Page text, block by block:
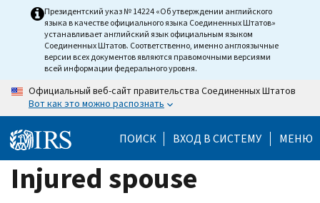
Президентский указ № 14224 «Об утверждении английского
языка в качестве официального языка Соединенных Штатов»
устанавливает английский язык официальным языком
Соединенных Штатов. Соответственно, именно англоязычные
версии всех документов являются правомочными версиями
всей информации федерального уровня.
Официальный веб-сайт правительства Соединенных Штатов
Вот как это можно распознать
ПОИСК ВХОД В СИСТЕМУ МЕНЮ
Injured spouse